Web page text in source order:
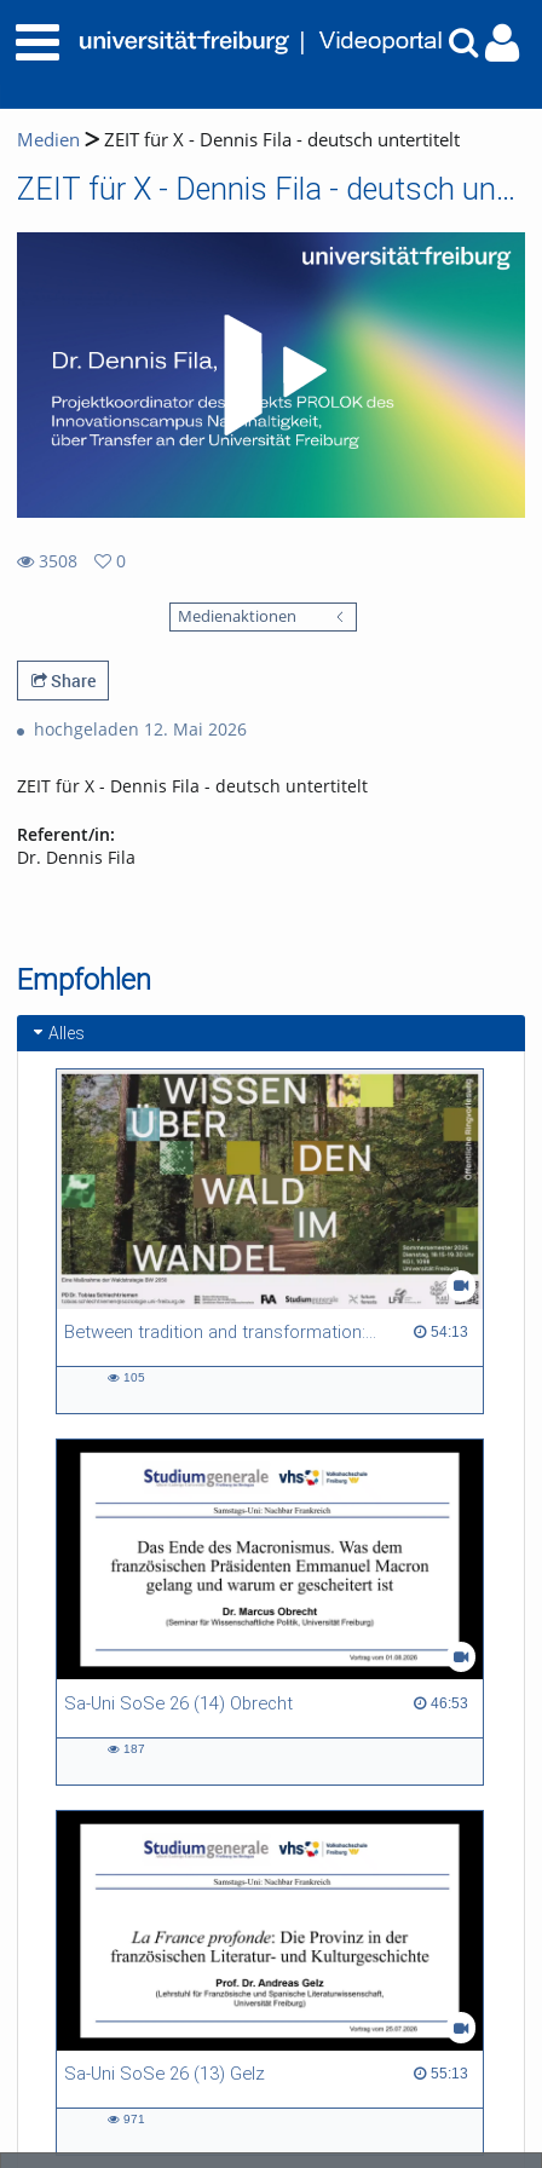
Medien ZEIT für X - Dennis Fila - deutsch untertitelt
ZEIT für X - Dennis Fila - deutsch untertitelt
3508
0
Medienaktionen
Share
hochgeladen 12. Mai 2026
ZEIT für X - Dennis Fila - deutsch untertitelt
Referent/in:
Dr. Dennis Fila
Empfohlen
Alles
Between tradition and transformation: how owners, advisers and institutions co-create knowledge for resilient forests in Europe 54:13
54:13 duration
105
Sa-Uni SoSe 26 (14) Obrecht 46:53
46:53 duration
187
Sa-Uni SoSe 26 (13) Gelz 55:13
55:13 duration
971